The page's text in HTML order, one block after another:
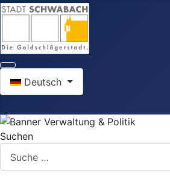
Deutsch
Suchen